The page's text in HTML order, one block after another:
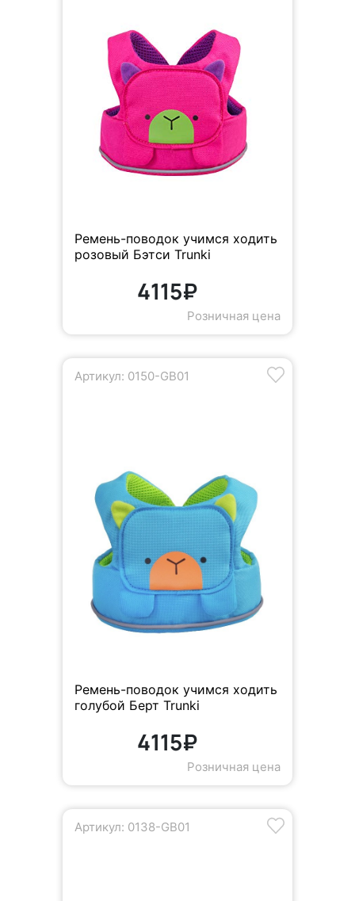
Ремень-поводок учимся ходить
розовый Бэтси Trunki
4115₽
Розничная цена
Артикул: 0150-GB01
Ремень-поводок учимся ходить
голубой Берт Trunki
4115₽
Розничная цена
Артикул: 0138-GB01